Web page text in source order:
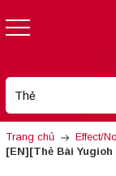
Trang chủ
Effect/
[EN][Thẻ Bài